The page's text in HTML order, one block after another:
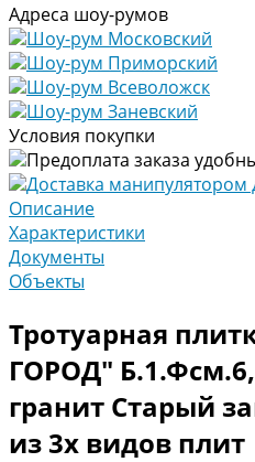
Адреса шоу-румов
Шоу-рум Московский
Шоу-рум Приморский
Шоу-рум Всеволожск
Шоу-рум Заневский
Условия покупки
Предоплата заказа
Доставка манипулятором
Описание
Характеристики
Документы
Объекты
Тротуарная
ГОРОД"
гранит Старый
из 3х видов плит